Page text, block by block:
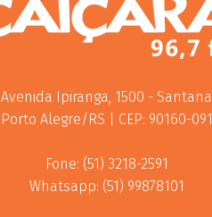
Avenida Ipiranga, 1500 - Santana
Porto Alegre/RS | CEP: 90160-091
Fone: (51) 3218-2591
Whatsapp: (51) 99878101